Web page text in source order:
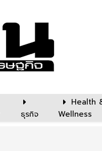
ธุรกิจ
Health
Wellness